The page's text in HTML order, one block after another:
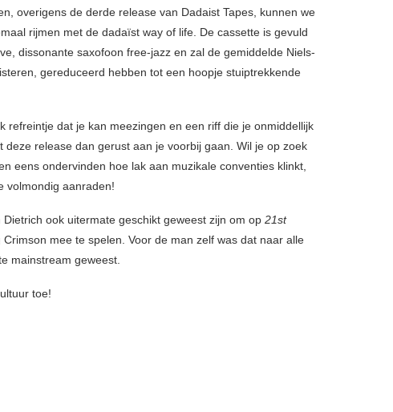
overigens de derde release van Dadaist Tapes, kunnen we
rijmen met de dadaïst way of life. De cassette is gevuld
dissonante saxofoon free-jazz en zal de gemiddelde Niels-
gereduceerd hebben tot een hoopje stuiptrekkende
refreintje dat je kan meezingen en een riff die je onmiddellijk
deze release dan gerust aan je voorbij gaan. Wil je op zoek
eens ondervinden hoe lak aan muzikale conventies klinkt,
volmondig aanraden!
ook uitermate geschikt geweest zijn om op 21st
Crimson mee te spelen. Voor de man zelf was dat naar alle
mainstream geweest.
toe!